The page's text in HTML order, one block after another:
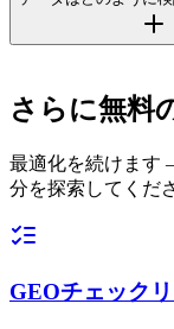
さらに無料
最適化を続けます
分を探索してくだ
GEOチェック